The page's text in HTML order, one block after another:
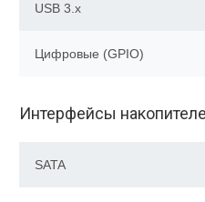
USB 3.x
Цифровые (GPIO)
Интерфейсы
SATA